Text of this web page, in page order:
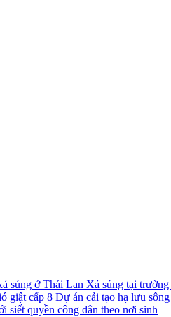
súng ở Thái Lan Xả súng tại
giật cấp 8 Dự án cải tạo hạ lưu
siết quyền công dân theo nơi sinh